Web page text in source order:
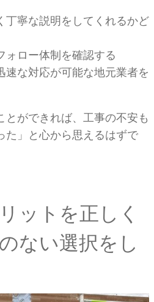
丁寧な説明をしてくれるかど
ォロー体制を確認する
速な対応が可能な地元業者を
とができれば、工事の不安も
た」と心から思えるはずで
ットを正しく
ない選択をし